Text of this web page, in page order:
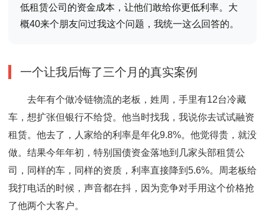
低租赁公司的资金成本，让他们敢给你更低利率。大
概40来个朋友问过我这个问题，我统一这么回答的。
一个让我后悔了三个月的真实案例
去年有个做冷链物流的老板，姓周，手里有12台冷藏
车，想扩张但银行不给贷。他当时找我，我说你去试试融资
租赁。他去了，人家给的利率是年化9.8%。他觉得贵，就没
做。结果今年年初，特别国债资金落地到几家头部租赁公
司，同样的车，同样的资质，利率直接降到5.6%。周老板给
我打电话的时候，声音都在抖，因为竞争对手用这个价格抢
了他两个大客户。